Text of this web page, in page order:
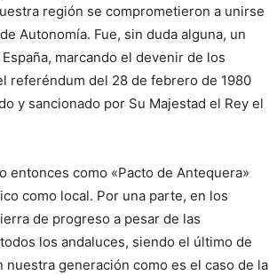
región se comprometieron a unirse
Autonomía. Fue, sin duda alguna, un
marcando el devenir de los
referéndum del 28 de febrero de 1980
y sancionado por Su Majestad el Rey el
entonces como «Pacto de Antequera»
como local. Por una parte, en los
de progreso a pesar de las
los andaluces, siendo el último de
generación como es el caso de la